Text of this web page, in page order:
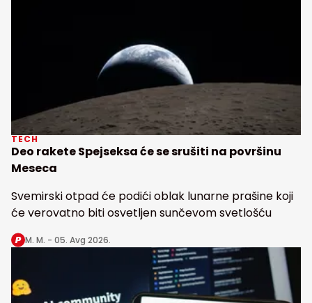
TECH
Deo rakete Spejseksa će se srušiti na površinu
Meseca
Svemirski otpad će podići oblak lunarne prašine koji
će verovatno biti osvetljen sunčevom svetlošću
M. M. - 05. Avg 2026.